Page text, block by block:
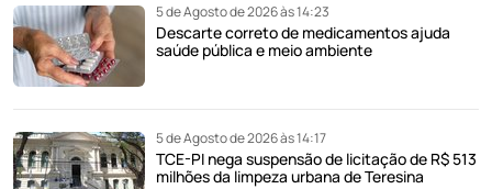
5 de Agosto de 2026 às 14:23
Descarte correto de medicamentos ajuda
saúde pública e meio ambiente
5 de Agosto de 2026 às 14:17
TCE-PI nega suspensão de licitação de R$ 513
milhões da limpeza urbana de Teresina